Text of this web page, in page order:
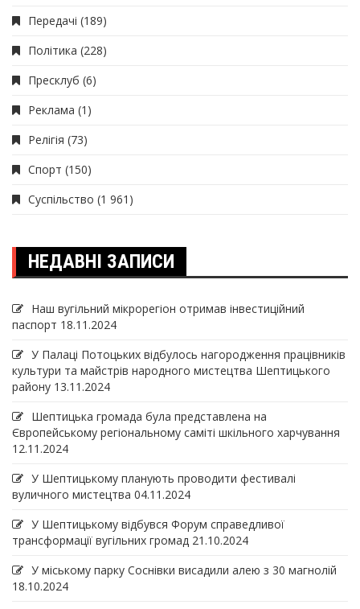
Передачі (189)
Політика (228)
Пресклуб (6)
Реклама (1)
Релігія (73)
Спорт (150)
Суспільство (1 961)
НЕДАВНІ ЗАПИСИ
Наш вугільний мікрорегіон отримав інвеcтиційний
паспорт 18.11.2024
У Палаці Потоцьких відбулось нагородження працівників
культури та майстрів народного мистецтва Шептицького
району 13.11.2024
Шептицька громада була представлена на
Європейському регіональному саміті шкільного харчування
12.11.2024
У Шептицькому планують проводити фестивалі
вуличного мистецтва 04.11.2024
У Шептицькому відбувся Форум справедливої
трансформації вугільних громад 21.10.2024
У міському парку Соснівки висадили алею з 30 магнолій
18.10.2024